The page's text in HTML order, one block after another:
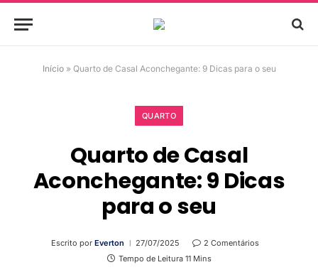
Início» Quarto de Casal Aconchegante: 9 Dicas para o seu
QUARTO
Quarto de Casal
Aconchegante: 9 Dicas
para o seu
Escrito por Everton 27/07/2025
2 Comentários
Tempo de Leitura 11 Mins